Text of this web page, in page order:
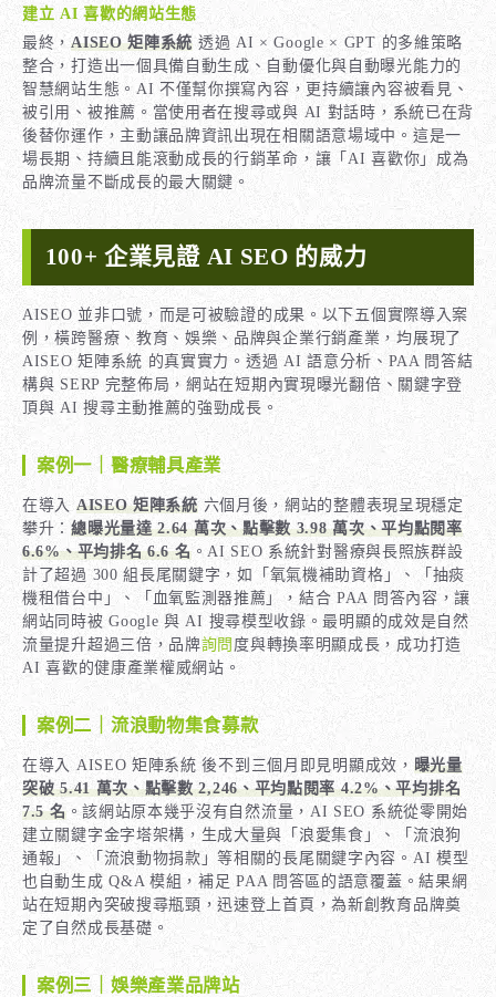
建立 AI 喜歡的網站生態
最終，AISEO 矩陣系統 透過 AI × Google × GPT 的多維策略
整合，打造出一個具備自動生成、自動優化與自動曝光能力的
智慧網站生態。AI 不僅幫你撰寫內容，更持續讓內容被看見、
被引用、被推薦。當使用者在搜尋或與 AI 對話時，系統已在背
後替你運作，主動讓品牌資訊出現在相關語意場域中。這是一
場長期、持續且能滾動成長的行銷革命，讓「AI 喜歡你」成為
品牌流量不斷成長的最大關鍵。
100+ 企業見證 AI SEO 的威力
AISEO 並非口號，而是可被驗證的成果。以下五個實際導入案
例，橫跨醫療、教育、娛樂、品牌與企業行銷產業，均展現了
AISEO 矩陣系統 的真實實力。透過 AI 語意分析、PAA 問答結
構與 SERP 完整佈局，網站在短期內實現曝光翻倍、關鍵字登
頂與 AI 搜尋主動推薦的強勁成長。
案例一｜醫療輔具產業
在導入 AISEO 矩陣系統六個月後，網站的整體表現呈現穩定
攀升：總曝光量達 2.64 萬次、點擊數 3.98 萬次、平均點閱率
6.6%、平均排名 6.6 名。AI SEO 系統針對醫療與長照族群設
計了超過 300 組長尾關鍵字，如「氧氣機補助資格」、「抽痰
機租借台中」、「血氧監測器推薦」，結合 PAA 問答內容，讓
網站同時被 Google 與 AI 搜尋模型收錄。最明顯的成效是自然
流量提升超過三倍，品牌詢問 度與轉換率明顯成長，成功打造
AI 喜歡的健康產業權威網站。
案例二｜流浪動物集食募款
在導入 AISEO 矩陣系統 後不到三個月即見明顯成效， 曝光量
突破 5.41 萬次、點擊數 2,246、平均點閱率 4.2%、平均排名
7.5 名。該網站原本幾乎沒有自然流量，AI SEO 系統從零開始
建立關鍵字金字塔架構，生成大量與「浪愛集食」、「流浪狗
通報」、「流浪動物捐款」等相關的長尾關鍵字內容。AI 模型
也自動生成 Q&A 模組，補足 PAA 問答區的語意覆蓋。結果網
站在短期內突破搜尋瓶頸，迅速登上首頁，為新創教育品牌奠
定了自然成長基礎。
案例三｜娛樂產業品牌站